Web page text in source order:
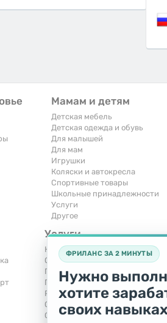
Мамам и детям
Детская мебель
Детская одежда и обувь
Для малышей
Для мам
Игрушки
Коляски и автокресла
Спортивные товары
Школьные принадлежности
Услуги
Другое
Услуги
Компьютеры, интернет
Обучение и репетиторство
Перевозки и транспорт
Праздники и мероприятия
Ремонт и установка техники
Сиделки, горничные
Строительство и ремонт
ФРИЛАНС ЗА 2 МИНУТЫ
Нужно
хотите
своих